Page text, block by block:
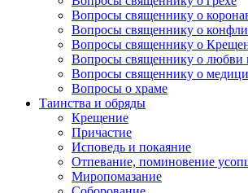
Вопросы священнику о
Вопросы священнику о
Вопросы священнику о
Вопросы священнику о любви
Вопросы священнику о
Вопросы о храме
Таинства и обряды
Крещение
Причастие
Исповедь и покаяние
Отпевание, поминовение
Миропомазание